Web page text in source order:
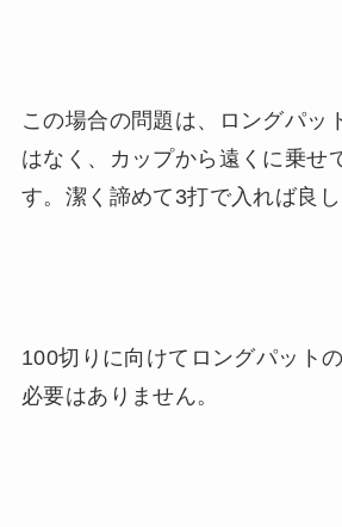
この場合の問題は、ロングパッ
はなく、カップから遠くに乗せ
す。潔く諦めて3打で入れば良し
100切りに向けてロングパット
必要はありません。